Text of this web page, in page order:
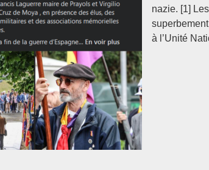
nazie. [1]
à l’Unité